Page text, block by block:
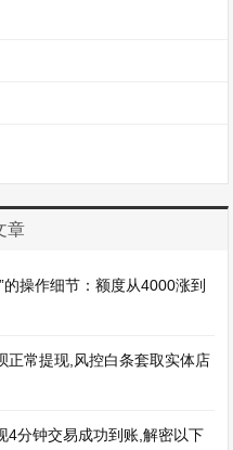
章
操作细节：额度从4000涨到
正常提现,风控白条套取实体店
4分钟交易成功到账,解密以下